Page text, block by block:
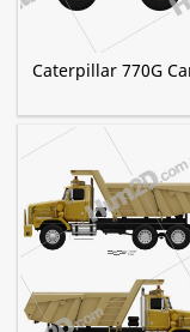
Caterpillar 770G